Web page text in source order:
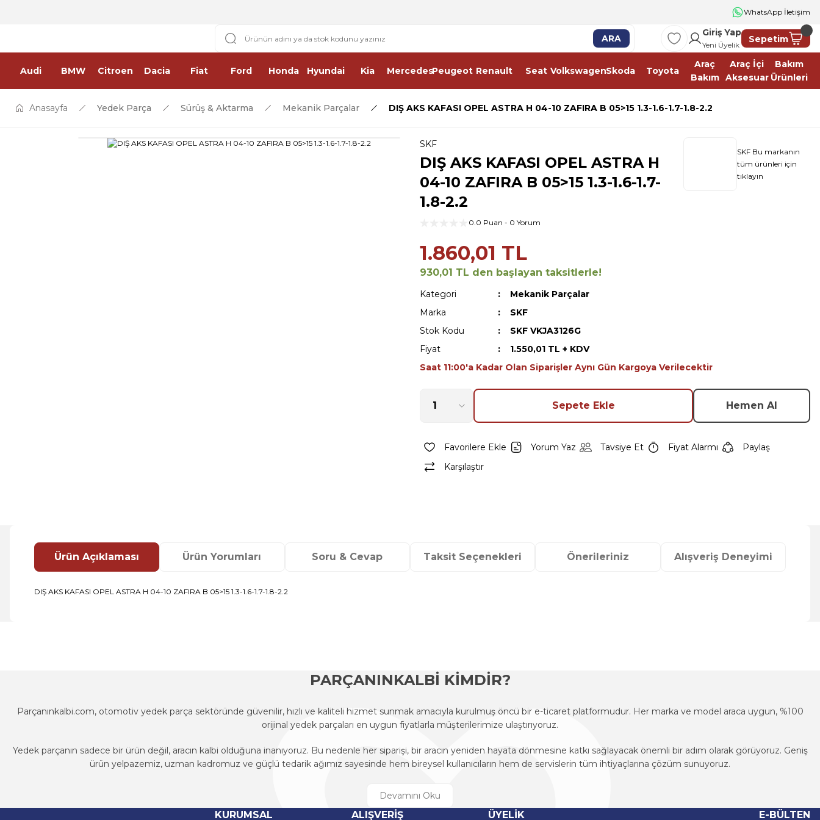
2500 TL ÜSTÜ ÜCRETSİZ KARGO
WhatsApp İletişim
ARA
Giriş Yap
Yeni Üyelik
Sepetim
Audi BMW Citroen Dacia Fiat Ford Honda Hyundai Kia MercedesPeugeot Renault Seat VolkswagenSkoda Toyota
Araç
Bakım
Araç İçi
Aksesuar
Bakım
Ürünleri
Anasayfa Yedek Parça Sürüş & Aktarma Mekanik Parçalar DIŞ AKS KAFASI OPEL ASTRA H 04-10 ZAFIRA B 05>15 1.3-1.6-1.7-1.8-2.2
SKF
DIŞ AKS KAFASI OPEL ASTRA H
04-10 ZAFIRA B 05>15 1.3-1.6-1.7-
1.8-2.2
SKF Bu markanın
tüm ürünleri için
tıklayın
0.0 Puan - 0 Yorum
1.860,01 TL
930,01 TL den başlayan taksitlerle!
Kategori
Mekanik Parçalar
Marka
SKF
Stok Kodu
SKF VKJA3126G
Fiyat
1.550,01 TL + KDV
Saat 11:00'a Kadar Olan Siparişler Aynı Gün Kargoya Verilecektir
Sepete Ekle Hemen Al
Yorum Yaz Tavsiye Et Fiyat Alarmı
Paylaş
Karşılaştır
Ürün Açıklaması Ürün Yorumları Soru & Cevap Taksit Seçenekleri Önerileriniz Alışveriş Deneyimi
DIŞ AKS KAFASI OPEL ASTRA H 04-10 ZAFIRA B 05>15 1.3-1.6-1.7-1.8-2.2
Yorum Yaz
Soru Sor
Ürün fiyatı diğer sitelerden daha pahalı.
Gönder
Deneyimini Paylaş
PARÇANINKALBİ KİMDİR?
Parçanınkalbi.com, otomotiv yedek parça sektöründe güvenilir, hızlı ve kaliteli hizmet sunmak amacıyla kurulmuş öncü bir e-ticaret platformudur. Her marka ve model araca uygun, %100
orijinal yedek parçaları en uygun fiyatlarla müşterilerimize ulaştırıyoruz.
Yedek parçanın sadece bir ürün değil, aracın kalbi olduğuna inanıyoruz. Bu nedenle her siparişi, bir aracın yeniden hayata dönmesine katkı sağlayacak önemli bir adım olarak görüyoruz. Geniş
ürün yelpazemiz, uzman kadromuz ve güçlü tedarik ağımız sayesinde hem bireysel kullanıcıların hem de servislerin tüm ihtiyaçlarına çözüm sunuyoruz.
Parçanınkalbi.com, otomotiv yedek parça sektöründe güvenilir, hızlı ve kaliteli hizmet sunmak amacıyla kurulmuş öncü bir e-ticaret platformudur. Her marka ve model araca uygun, %100
KURUMSAL ALIŞVERİŞ ÜYELİK E-BÜLTEN